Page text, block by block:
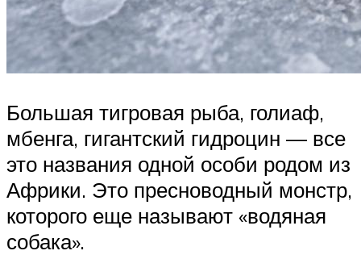
Большая тигровая рыба, голиаф,
мбенга, гигантский гидроцин — все
это названия одной особи родом из
Африки. Это пресноводный монстр,
которого еще называют «водяная
собака».